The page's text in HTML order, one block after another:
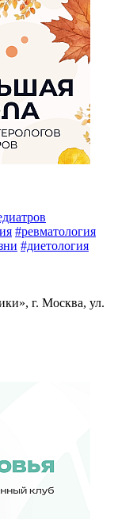
#ревматология
#диетология
г. Москва, ул.